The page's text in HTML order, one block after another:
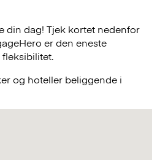
din dag! Tjek kortet nedenfor
er den eneste
og hoteller beliggende i